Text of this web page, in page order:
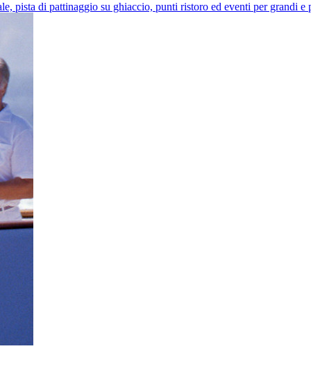
pista di pattinaggio su ghiaccio, punti ristoro ed eventi per grandi e